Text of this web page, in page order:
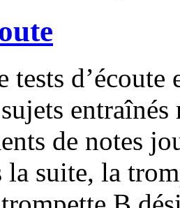
tests
de notes
suite, la